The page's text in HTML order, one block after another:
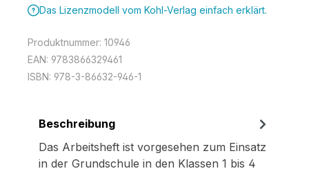
Das Lizenzmodell vom Kohl-Verlag einfach erklärt.
Produktnummer: 10946
EAN: 9783866329461
ISBN: 978-3-86632-946-1
Beschreibung
Das Arbeitsheft ist vorgesehen zum Einsatz
in der Grundschule in den Klassen 1 bis 4